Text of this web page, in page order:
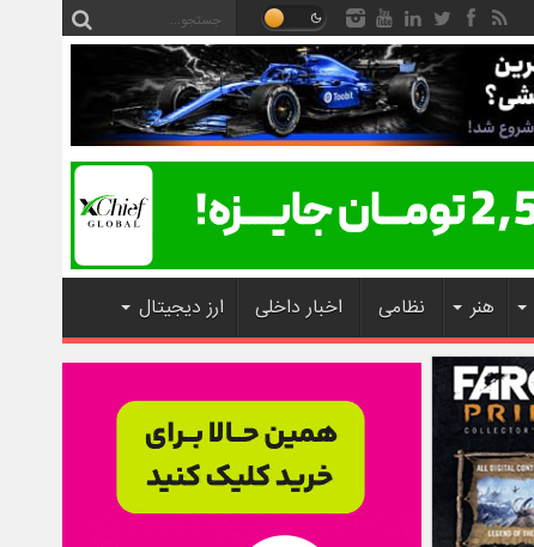
هنر نظامی اخبار داخلی ارز دیجیتال